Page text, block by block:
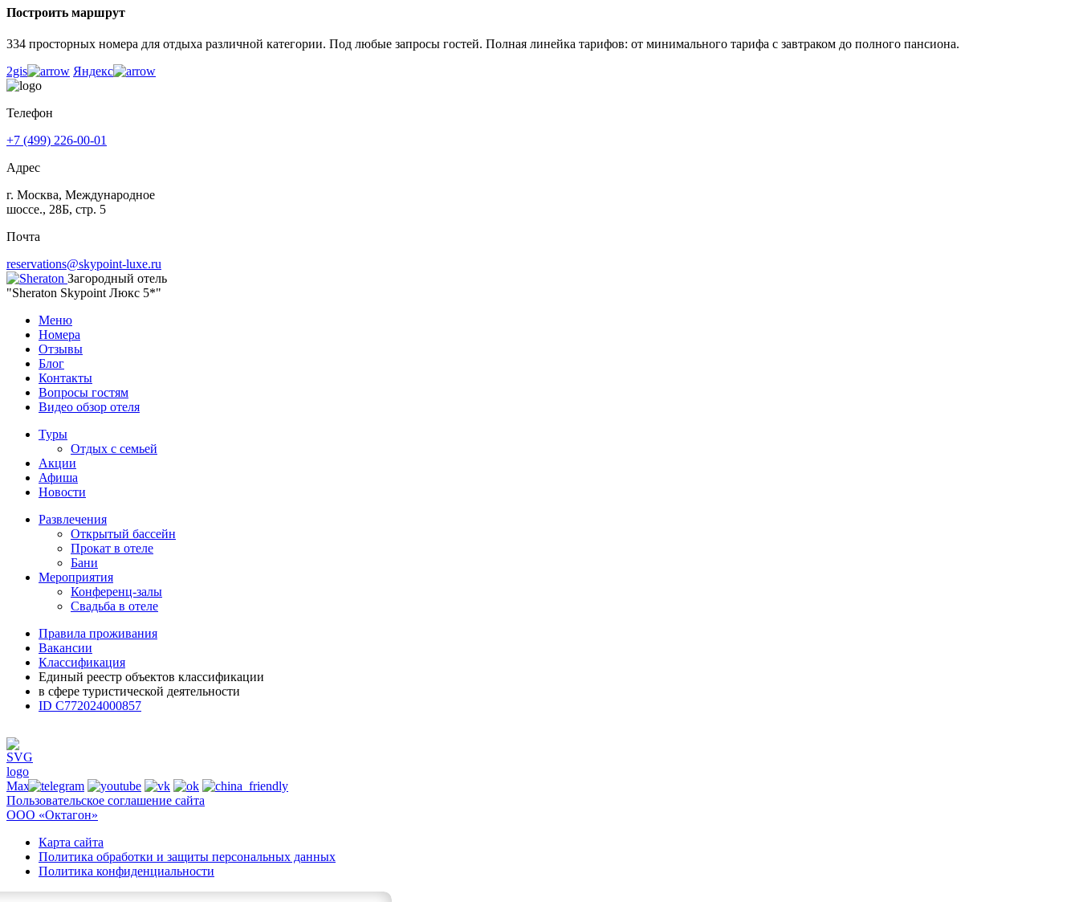
Построить маршрут
334 просторных номера для отдыха различной категории. Под любые запросы гостей. Полная линейка тарифов: от минимального тарифа с завтраком до полного пансиона.
2gis
Яндекс
Телефон
+7 (499) 226-00-01
Адрес
г. Москва, Международное
шоссе., 28Б, стр. 5
Почта
reservations@skypoint-luxe.ru
Загородный отель
"Sheraton Skypoint Люкс 5*"
Меню
Номера
Отзывы
Блог
Контакты
Вопросы гостям
Видео обзор отеля
Туры
Отдых с семьей
Акции
Афиша
Новости
Развлечения
Открытый бассейн
Прокат в отеле
Бани
Мероприятия
Конференц-залы
Свадьба в отеле
Правила проживания
Вакансии
Классификация
Единый реестр объектов классификации
в сфере туристической деятельности
ID С772024000857
Пользовательское соглашение сайта
ООО «Октагон»
Карта сайта
Политика обработки и защиты персональных данных
Политика конфиденциальности